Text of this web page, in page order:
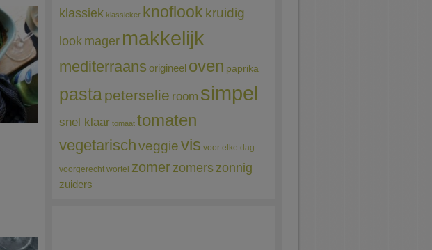
klassiek klassieker knoflook kruidig
look mager makkelijk
mediterraans origineel oven paprika
pastapeterselie room simpel
snel klaar tomaat tomaten
vegetarischveggievis voor elke dag
voorgerecht wortel zomerzomerszonnig
zuiders